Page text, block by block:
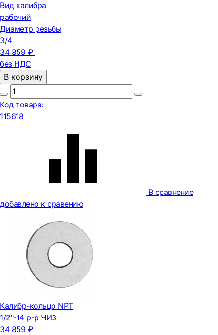
Вид калибра
рабочий
Диаметр резьбы
3/4
34 859 ₽
без НДС
В корзину
Код товара:
115618
В сравнение
добавлено к сравению
Калибр-кольцо NPT
1/2"-14 р-р ЧИЗ
34 859 ₽